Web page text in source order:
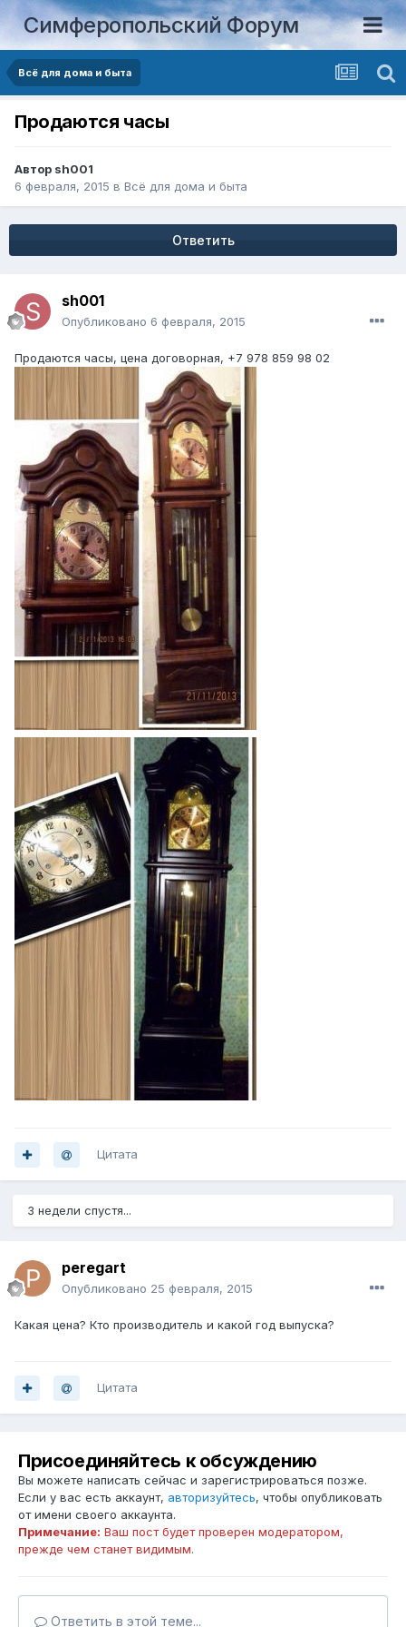
Симферопольский Форум
Всё для дома и быта
Продаются часы
Автор sh001
6 февраля, 2015 в Всё для дома и быта
Ответить
sh001
Опубликовано 6 февраля, 2015
Продаются часы, цена договорная, +7 978 859 98 02
Цитата
3 недели спустя...
peregart
Опубликовано 25 февраля, 2015
Какая цена? Кто производитель и какой год выпуска?
Цитата
Присоединяйтесь к обсуждению
Вы можете написать сейчас и зарегистрироваться позже.
Если у вас есть аккаунт, авторизуйтесь, чтобы опубликовать
от имени своего аккаунта.
Примечание: Ваш пост будет проверен модератором,
прежде чем станет видимым.
Ответить в этой теме...